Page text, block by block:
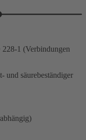
1 (Verbindungen
und säurebeständiger